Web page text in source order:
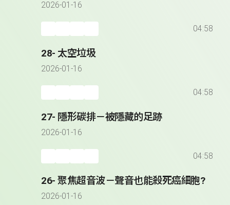
2026-01-16
04:58
28- 太空垃圾
2026-01-16
04:58
27- 隱形碳排－被隱藏的足跡
2026-01-16
04:58
26- 聚焦超音波－聲音也能殺死癌細胞?
2026-01-16